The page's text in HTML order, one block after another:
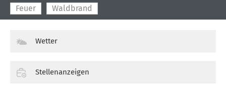
Feuer Waldbrand
Wetter
Stellenanzeigen